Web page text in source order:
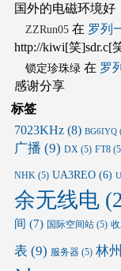
国外的电磁环境好
ZZRun05在 罗列
http://kiwi[笑]sdr.c[
锁定珍珠绿在 罗
感谢分享
标签
7023KHz(8) BG6IYQ
广播 (9) DX(5) FT8
NHK(5) UA3REO(6)
余无线电
间 (7) 国际空间站(5)
表 (9) 服务器(5) 林州